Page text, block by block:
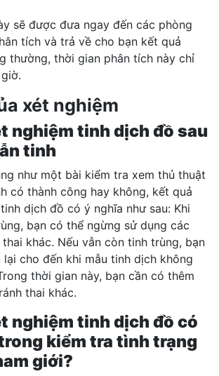
sẽ được đưa ngay đến các phòng
tích và trả về cho bạn kết quả
thường, thời gian phân tích này chỉ
xét nghiệm
nghiệm tinh dịch đồ sau
tinh
như một bài kiểm tra xem thủ thuật
có thành công hay không, kết quả
dịch đồ có ý nghĩa như sau: Khi
bạn có thể ngừng sử dụng các
khác. Nếu vẫn còn tinh trùng, bạn
lại cho đến khi mẫu tinh dịch không
thời gian này, bạn cần có thêm
thai khác.
nghiệm tinh dịch đồ có
kiểm tra tình trạng
giới?